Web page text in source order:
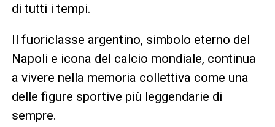
di tutti i tempi.
Il fuoriclasse argentino, simbolo eterno del
Napoli e icona del calcio mondiale, continua
a vivere nella memoria collettiva come una
delle figure sportive più leggendarie di
sempre.